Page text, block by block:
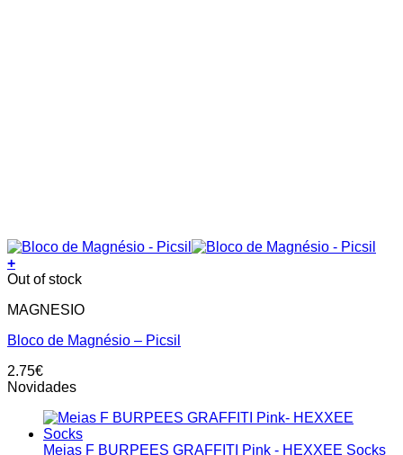
+
Out of stock
MAGNESIO
Bloco de Magnésio – Picsil
2.75€
Novidades
Meias F BURPEES GRAFFITI Pink - HEXXEE Socks